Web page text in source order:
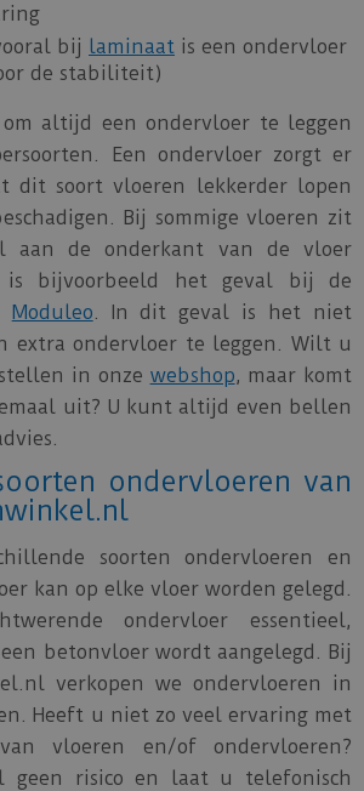
bij laminaat is een ondervloer
de stabiliteit)
altijd een ondervloer te leggen
Een ondervloer zorgt er
dit soort vloeren lekkerder lopen
Bij sommige vloeren zit
aan de onderkant van de vloer
is bijvoorbeeld het geval bij de
Moduleo . In dit geval is het niet
extra ondervloer te leggen. Wilt u
in onze webshop, maar komt
uit? U kunt altijd even bellen
ondervloeren van
soorten ondervloeren en
kan op elke vloer worden gelegd.
ondervloer essentieel,
betonvloer wordt aangelegd. Bij
verkopen we ondervloeren in
Heeft u niet zo veel ervaring met
vloeren en/of ondervloeren?
geen risico en laat u telefonisch